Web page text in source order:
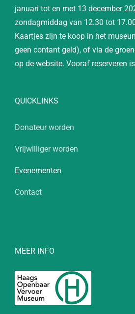
januari tot en met 13 december
zondagmiddag van 12.30 tot
Kaartjes zijn te koop in het
geen contant geld), of via de
op de website. Vooraf reserveren
QUICKLINKS
Donateur worden
Vrijwilliger worden
Evenementen
Contact
MEER INFO